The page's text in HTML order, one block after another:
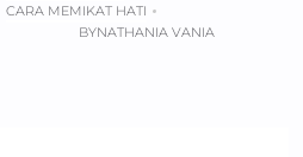
CARA MEMIKAT HATI
BYNATHANIA VANIA